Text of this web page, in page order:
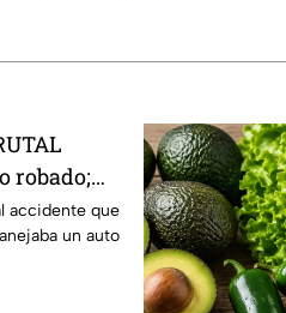
robado;
accidente que
un auto